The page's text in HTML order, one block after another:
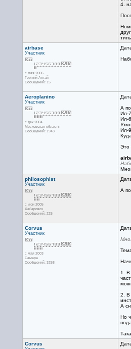
4.
airbase
Участник
с мая 2006
Горный Алтай
Сообщений: 15
Aeroplanino
Участник
с дек 2004
Московская область
Сообщений: 1943
А
Ил-
Ил-
Ил-
Это
philosophist
Участник
с июн 2005
Хабаровск
Сообщений: 225
А
Corvus
Участник
с мая 2003
Самара
Сообщений: 3258
1. В
2. В
А
Но
Corvus